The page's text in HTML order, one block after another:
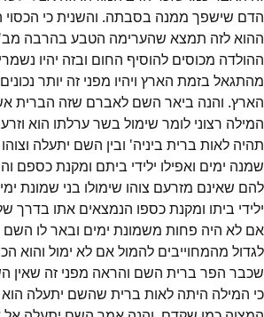
הדם שישפך ממנה בסבתה. והשנית כי הכסוי
ההוא לזה תמצא שהערימה הטבע בהרבה
ההולדה מכוסים להוסיף החום ובזה יהיו
מהתגאל בזמת הארץ ויהיו מפני זה יותר
הארץ. והנה ביאר השם לאברם שזה הברית
המילה רצוני לומר שימול בשר ערלתו הוא
תהיה לאות ברית ביניה' ובין השם יתעלה
שמנה ימים ואפילו ילידי ביתם ומקנת כספם
להם שאינם מזרעם צוהו שימולו בני שמונת
ילידי ביתו ומקנת כספו הנמצאים אתו בדרך
אם לא היה פחות משמונת ימים ובאר לו השם
לגדול מהמחוייבים להמול אם לא ימול והוא
שכבר הפר ברית השם והראה מפני זה שאין
כי המילה היתה לאות ברית שהשם יתעלה